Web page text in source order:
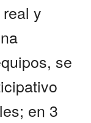
y
se
en 3